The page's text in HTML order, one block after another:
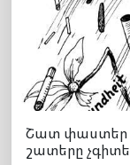
Շատ փաստեր
շատերը